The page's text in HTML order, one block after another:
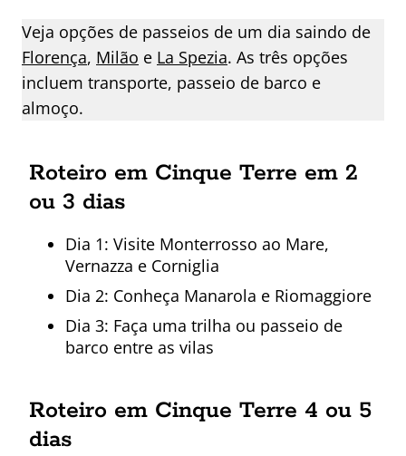
Veja opções de passeios de um dia saindo de
Florença, Milão e La Spezia. As três opções
incluem transporte, passeio de barco e
almoço.
Roteiro em Cinque Terre em 2
ou 3 dias
Dia 1: Visite Monterrosso ao Mare,
Vernazza e Corniglia
Dia 2: Conheça Manarola e Riomaggiore
Dia 3: Faça uma trilha ou passeio de
barco entre as vilas
Roteiro em Cinque Terre 4 ou 5
dias